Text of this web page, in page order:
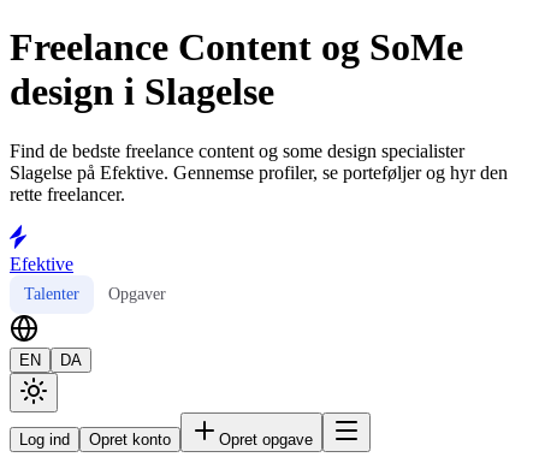
Freelance Content og SoMe
design i Slagelse
Find de bedste freelance content og some design specialister
Slagelse på Efektive. Gennemse profiler, se porteføljer og hyr den
rette freelancer.
Efektive
Talenter Opgaver
EN DA
Log ind Opret konto Opret opgave